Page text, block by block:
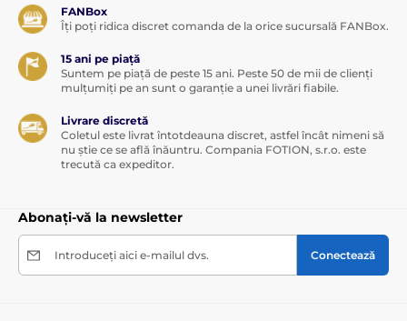
stimulare dublă
braț flexibil
aplicație mobilă Oninder pentru control la distanță
posibilitate de utilizare și fără aplicație
reîncărcabil prin USB (cablu inclus)
ușor de curățat
operare simplă și intuitivă
Dimensiuni:
lungime totală 23 cm
FANBox
Îți poți ridica discret comanda de la orice sucursală FANBox.
15 ani pe piață
Suntem pe piață de peste 15 ani. Peste 50 de mii de clienți
mulțumiți pe an sunt o garanție a unei livrări fiabile.
Livrare discretă
Coletul este livrat întotdeauna discret, astfel încât nimeni să
nu știe ce se află înăuntru. Compania FOTION, s.r.o. este
trecută ca expeditor.
Abonați-vă la newsletter
Introduceți aici e-mailul dvs. Conectează